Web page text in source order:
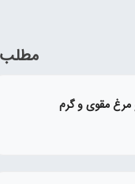
مرغ مقوی و گرم